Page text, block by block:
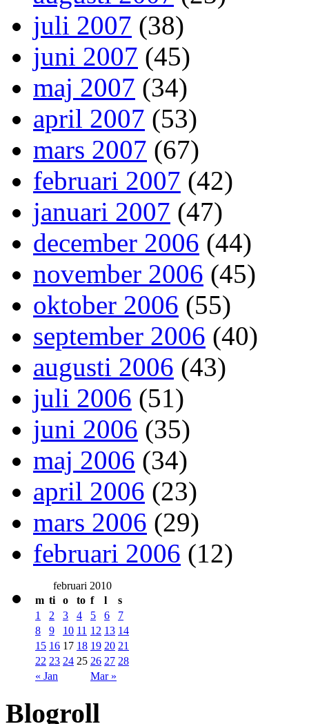
juli 2007 (38)
juni 2007 (45)
maj 2007 (34)
april 2007 (53)
mars 2007 (67)
februari 2007 (42)
januari 2007 (47)
december 2006 (44)
november 2006 (45)
oktober 2006 (55)
september 2006 (40)
augusti 2006 (43)
juli 2006 (51)
juni 2006 (35)
maj 2006 (34)
april 2006 (23)
mars 2006 (29)
februari 2006 (12)
februari 2010
m ti o to f l s
« Jan Mar »
1 2 3 4 5 6
7
8
9 10 11 12 13 14
15 16 17 18 19 20 21
22 23 24 25 26 27 28
Blogroll